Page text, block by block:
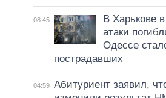
08:45
В Харькове
атаки
Одессе
пострадавших
04:59 Абитуриент заявил,